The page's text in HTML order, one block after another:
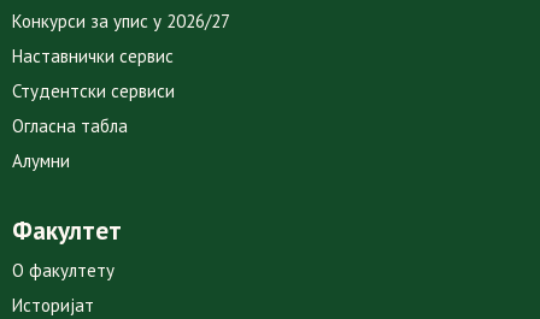
Конкурси за упис у 2026/27
Наставнички сервис
Студентски сервиси
Огласна табла
Алумни
Факултет
О факултету
Историјат